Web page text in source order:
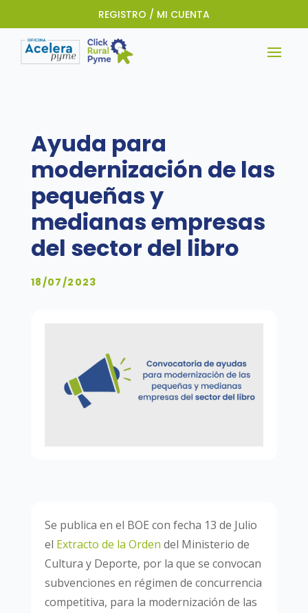
REGISTRO / MI CUENTA
Ayuda para
modernización de las
pequeñas y
medianas empresas
del sector del libro
18/07/2023
Se publica en el BOE con fecha 13 de Julio
el Extracto de la Orden del Ministerio de
Cultura y Deporte, por la que se convocan
subvenciones en régimen de concurrencia
competitiva, para la modernización de las